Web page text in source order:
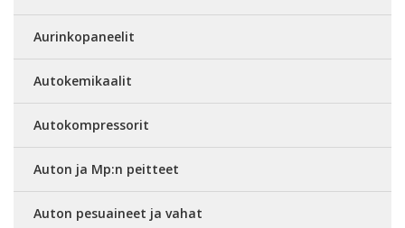
Aurinkopaneelit
Autokemikaalit
Autokompressorit
Auton ja Mp:n peitteet
Auton pesuaineet ja vahat